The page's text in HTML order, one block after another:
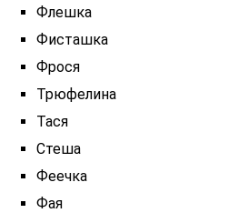
Флешка
Фисташка
Фрося
Трюфелина
Тася
Стеша
Феечка
Фая